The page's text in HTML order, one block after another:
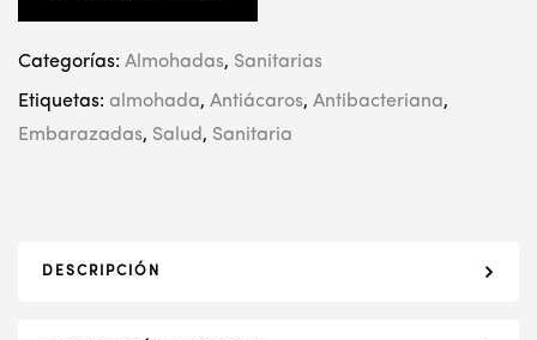
Categorías: Almohadas, Sanitarias
Etiquetas: almohada, Antiácaros, Antibacteriana,
Embarazadas, Salud, Sanitaria
DESCRIPCIÓN